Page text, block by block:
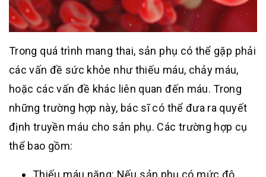
Trong quá trình mang thai, sản phụ có thể gặp phải
các vấn đề sức khỏe như thiếu máu, chảy máu,
hoặc các vấn đề khác liên quan đến máu. Trong
những trường hợp này, bác sĩ có thể đưa ra quyết
định truyền máu cho sản phụ. Các trường hợp cụ
thể bao gồm:
Thiếu máu nặng: Nếu sản phụ có mức độ